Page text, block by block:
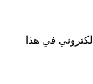
في هذا